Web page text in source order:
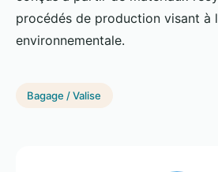
procédés de production visant à
environnementale.
Bagage / Valise